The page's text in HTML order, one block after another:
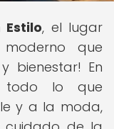
, el lugar
que
bienestar! En
todo lo que
y a la moda,